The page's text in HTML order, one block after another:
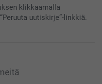
klikkaamalla
uutiskirje”-linkkiä.